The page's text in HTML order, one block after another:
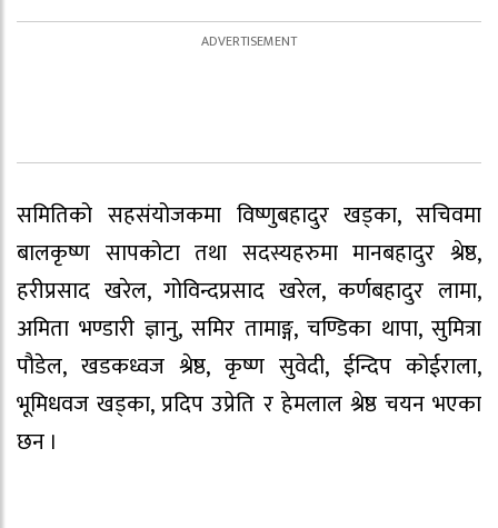
समितिको सहसंयोजकमा विष्णुबहादुर खड्का, सचिवमा
बालकृष्ण सापकोटा तथा सदस्यहरुमा मानबहादुर श्रेष्ठ,
हरीप्रसाद खरेल, गोविन्दप्रसाद खरेल, कर्णबहादुर लामा,
अमिता भण्डारी ज्ञानु, समिर तामाङ्ग, चण्डिका थापा, सुमित्रा
पौडेल, खडकध्वज श्रेष्ठ, कृष्ण सुवेदी, ईन्दिप कोईराला,
भूमिधवज खड्का, प्रदिप उप्रेति र हेमलाल श्रेष्ठ चयन भएका
छन ।